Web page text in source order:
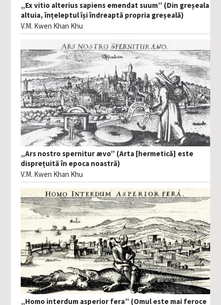
„Ex vitio alterius sapiens emendat suum” (Din greșeala
altuia, înțeleptul își îndreaptă propria greșeală)
V.M. Kwen Khan Khu
„Ars nostro spernitur ævo” (Arta [hermetică] este
disprețuită în epoca noastră)
V.M. Kwen Khan Khu
„Homo interdum asperior fera” (Omul este mai feroce